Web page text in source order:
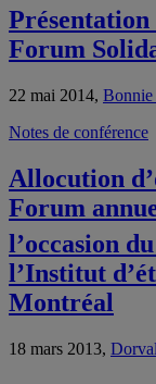
Forum
22 mai 2014, Bonnie
Notes de conférence
Allocution
Forum
l’occasion
l’Institut
Montréal
18 mars 2013,